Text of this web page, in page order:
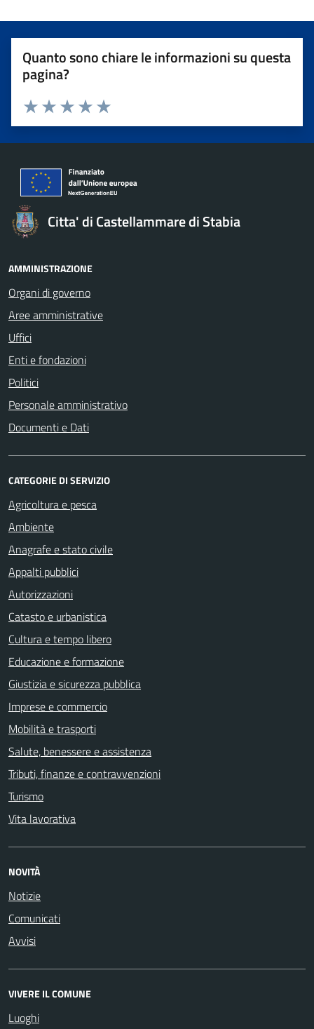
Quanto sono chiare le informazioni su questa
pagina?
Valuta 5 stelle su 5
Valuta 4 stelle su 5
Valuta 3 stelle su 5
Valuta 2 stelle su 5
Valuta 1 stelle su 5
Citta' di Castellammare di Stabia
AMMINISTRAZIONE
Organi di governo
Aree amministrative
Uffici
Enti e fondazioni
Politici
Personale amministrativo
Documenti e Dati
CATEGORIE DI SERVIZIO
Agricoltura e pesca
Ambiente
Anagrafe e stato civile
Appalti pubblici
Autorizzazioni
Catasto e urbanistica
Cultura e tempo libero
Educazione e formazione
Giustizia e sicurezza pubblica
Imprese e commercio
Mobilità e trasporti
Salute, benessere e assistenza
Tributi, finanze e contravvenzioni
Turismo
Vita lavorativa
NOVITÀ
Notizie
Comunicati
Avvisi
VIVERE IL COMUNE
Luoghi